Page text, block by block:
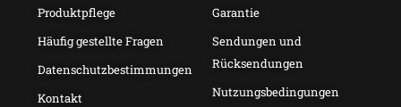
Produktpflege
Häufig gestellte Fragen
Datenschutzbestimmungen
Kontakt
Garantie
Sendungen und
Rücksendungen
Nutzungsbedingungen